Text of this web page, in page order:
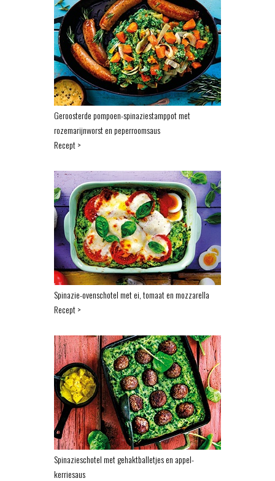
Geroosterde pompoen-spinaziestamppot met
rozemarijnworst en peperroomsaus
Recept >
Spinazie-ovenschotel met ei, tomaat en mozzarella
Recept >
Spinazieschotel met gehaktballetjes en appel-
kerriesaus